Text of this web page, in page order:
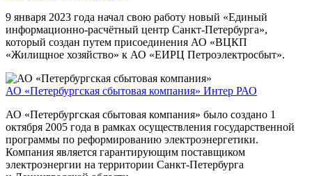
9 января 2023 года начал свою работу новый «Единый
информационно-расчётный центр Санкт-Петербурга»,
который создан путем присоединения АО «ВЦКП
«Жилищное хозяйство» к АО «ЕИРЦ Петроэлектросбыт».
АО «Петербургская сбытовая компания» Интер РАО
АО «Петербургская сбытовая компания» было создано 1
октября 2005 года в рамках осуществления государственной
программы по реформированию электроэнергетики.
Компания является гарантирующим поставщиком
электроэнергии на территории Санкт-Петербурга